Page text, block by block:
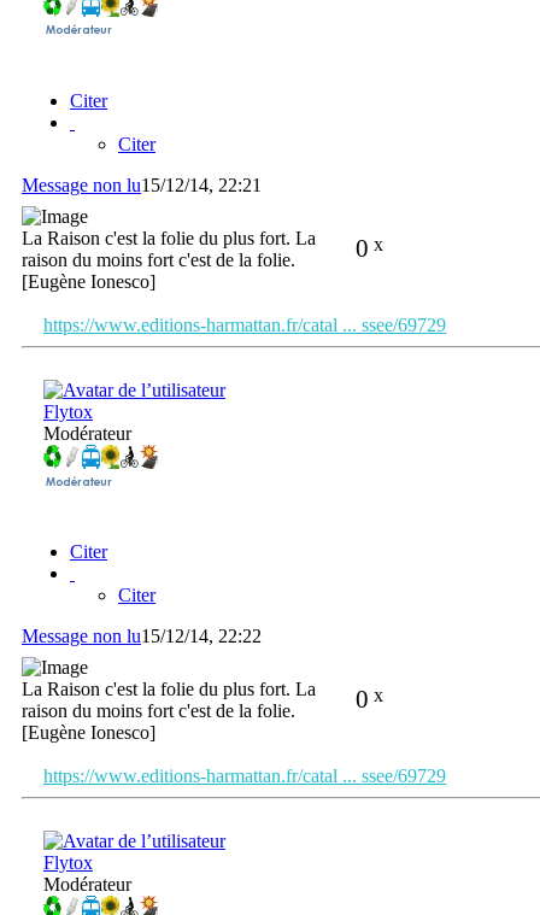
Citer
Citer
Message non lu15/12/14, 22:21
0 x
La Raison c'est la folie du plus fort. La
raison du moins fort c'est de la folie.
[Eugène Ionesco]
https://www.editions-harmattan.fr/catal ... ssee/69729
Flytox
Modérateur
Citer
Citer
Message non lu15/12/14, 22:22
0 x
La Raison c'est la folie du plus fort. La
raison du moins fort c'est de la folie.
[Eugène Ionesco]
https://www.editions-harmattan.fr/catal ... ssee/69729
Flytox
Modérateur